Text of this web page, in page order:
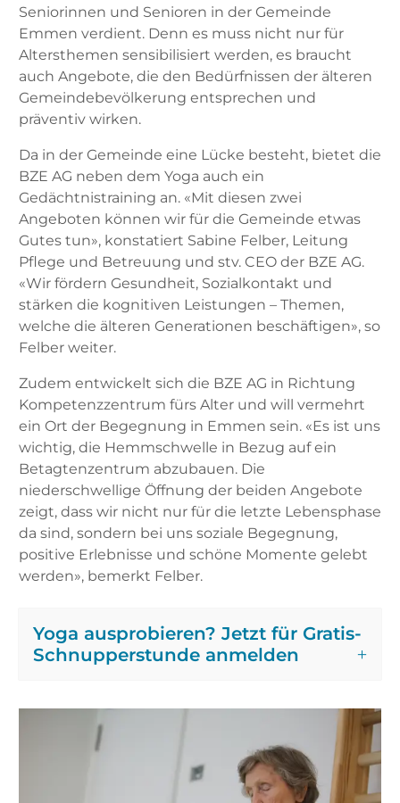
Seniorinnen und Senio­ren in der Gemeinde
Emmen verdient. Denn es muss nicht nur für
Altersthemen sensibilisiert werden, es braucht
auch Angebote, die den Bedürfnissen der älteren
Gemeindebevölkerung entsprechen und
präventiv wirken.
Da in der Gemeinde eine Lücke besteht, bietet die
BZE AG neben dem Yoga auch ein
Gedächtnistraining an. «Mit diesen zwei
Angeboten können wir für die Gemeinde etwas
Gutes tun», konstatiert Sabine Felber, Leitung
Pflege und Betreuung und stv. CEO der BZE AG.
«Wir fördern Gesundheit, Sozialkontakt und
stärken die kognitiven Leistungen – Themen,
welche die älteren Generationen beschäftigen», so
Felber weiter.
Zudem entwickelt sich die BZE AG in Richtung
Kompetenzzentrum fürs Alter und will vermehrt
ein Ort der Begegnung in Emmen sein. «Es ist uns
wichtig, die Hemmschwelle in Bezug auf ein
Betagtenzentrum abzubauen. Die
niederschwellige Öffnung der beiden Angebote
zeigt, dass wir nicht nur für die letzte Lebensphase
da sind, sondern bei uns soziale Begegnung,
positive Erlebnisse und schöne Momente gelebt
werden», bemerkt Felber.
Yoga ausprobieren? Jetzt für Gratis-
Schnupperstunde anmelden